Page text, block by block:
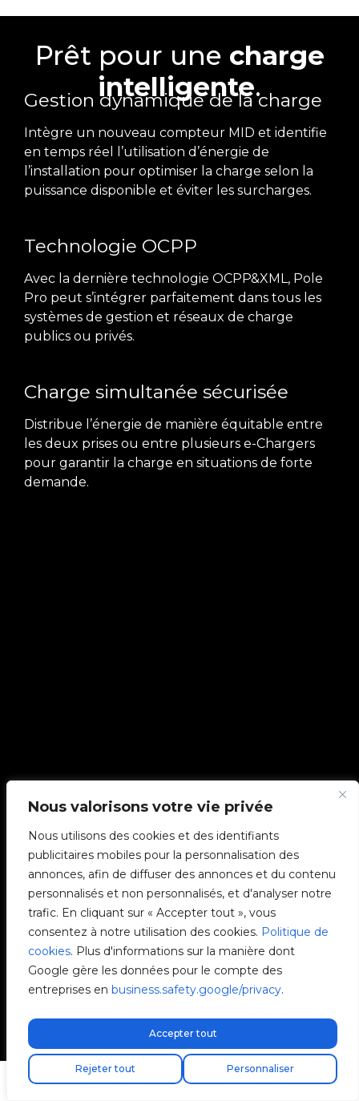
Nous valorisons votre vie privée
Nous utilisons des cookies et des identifiants
publicitaires mobiles pour la personnalisation des
annonces, afin de diffuser des annonces et du contenu
personnalisés et non personnalisés, et d'analyser notre
trafic. En cliquant sur « Accepter tout », vous
consentez à notre utilisation des cookies. Politique de
cookies. Plus d'informations sur la manière dont
Google gère les données pour le compte des
entreprises en business.safety.google/privacy.
Personnaliser
Rejeter tout
Accepter tout
Prêt pour une charge
intelligente.
Gestion dynamique de la charge
Intègre un nouveau compteur MID et identifie
en temps réel l’utilisation d’énergie de
l’installation pour optimiser la charge selon la
puissance disponible et éviter les surcharges.
Technologie OCPP
Avec la dernière technologie OCPP&XML, Pole
Pro peut s’intégrer parfaitement dans tous les
systèmes de gestion et réseaux de charge
publics ou privés.
Charge simultanée sécurisée
Distribue l’énergie de manière équitable entre
les deux prises ou entre plusieurs e-Chargers
pour garantir la charge en situations de forte
demande.
Livraison express gratuite !
Trouvez votre installateur